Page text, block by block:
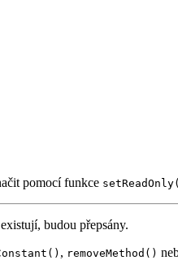
pomocí funkce
budou přepsány.
, removeMethod()